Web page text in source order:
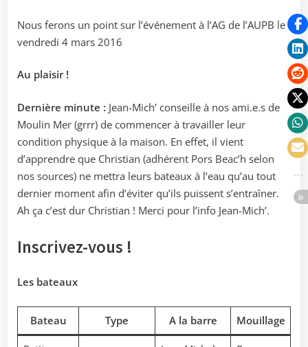
Nous ferons un point sur l’événement à l’AG de l’AUPB le
vendredi 4 mars 2016
Au plaisir !
Dernière minute : Jean-Mich’ conseille à nos ami.e.s de
Moulin Mer (grrr) de commencer à travailler leur
condition physique à la maison. En effet, il vient
d’apprendre que Christian (adhérent Pors Beac’h selon
nos sources) ne mettra leurs bateaux à l’eau qu’au tout
dernier moment afin d’éviter qu’ils puissent s’entraîner.
Ah ça c’est dur Christian ! Merci pour l’info Jean-Mich’.
Inscrivez-vous !
Les bateaux
Bateau Type A la barre Mouillage